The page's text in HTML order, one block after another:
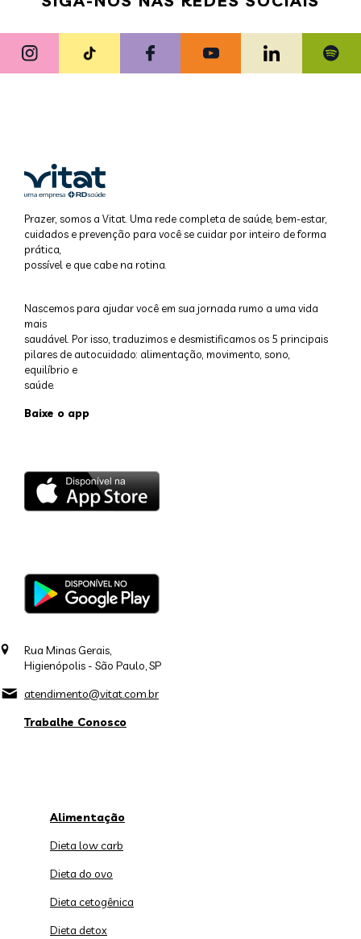
Prazer, somos a Vitat. Uma rede completa de saúde, bem-estar,
cuidados e prevenção para você se cuidar por inteiro de forma
prática,
possível e que cabe na rotina.
Nascemos para ajudar você em sua jornada rumo a uma vida
mais
saudável. Por isso, traduzimos e desmistificamos os 5 principais
pilares de autocuidado: alimentação, movimento, sono,
equilíbrio e
saúde.
Baixe o app
Rua Minas Gerais,
Higienópolis - São Paulo, SP
atendimento@vitat.com.br
Trabalhe Conosco
Alimentação
Dieta low carb
Dieta do ovo
Dieta cetogênica
Dieta detox